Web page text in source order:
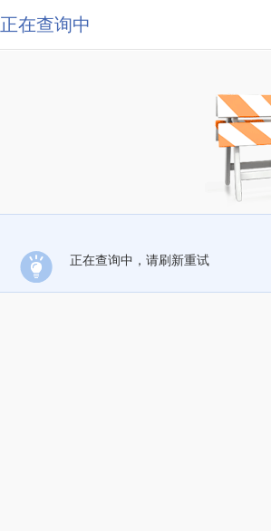
正在查询中
正在查询中，请刷新重试